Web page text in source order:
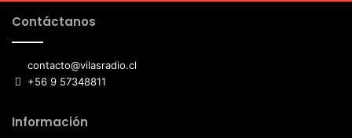
Contáctanos
contacto@vilasradio.cl
+56 9 57348811
Información